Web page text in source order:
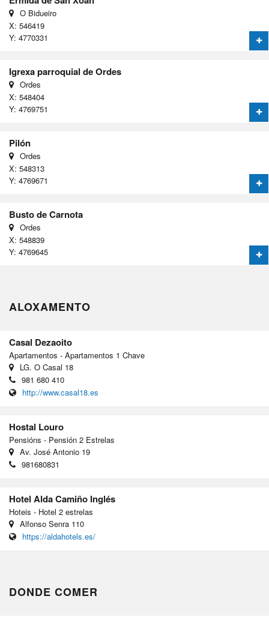
O Bidueiro
X: 546419
Y: 4770331
Igrexa parroquial de Ordes
Ordes
X: 548404
Y: 4769751
Pilón
Ordes
X: 548313
Y: 4769671
Busto de Carnota
Ordes
X: 548839
Y: 4769645
ALOXAMENTO
Casal Dezaoito
Apartamentos - Apartamentos 1 Chave
LG. O Casal 18
981 680 410
http://www.casal18.es
Hostal Louro
Pensións - Pensión 2 Estrelas
Av. José Antonio 19
981680831
Hotel Alda Camiño Inglés
Hoteis - Hotel 2 estrelas
Alfonso Senra 110
https://aldahotels.es/
DONDE COMER